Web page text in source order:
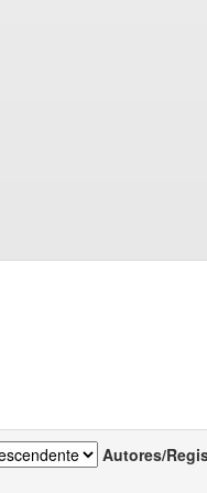
Autores/